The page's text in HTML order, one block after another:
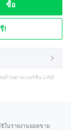
ซื้อ
!
ถ้วนตามเวอร์ชัน LINE
ในรายงานยอดขาย